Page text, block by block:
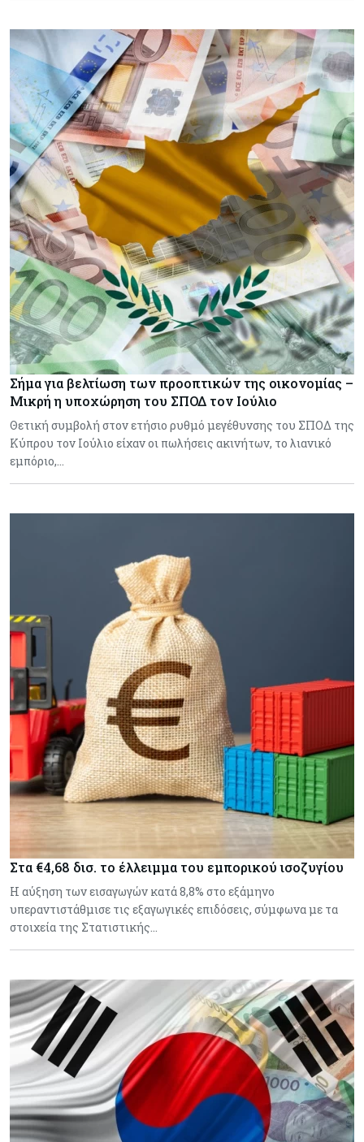
Σήμα για βελτίωση των προοπτικών της οικονομίας –
Μικρή η υποχώρηση του ΣΠΟΔ τον Ιούλιο
Θετική συμβολή στον ετήσιο ρυθμό μεγέθυνσης του ΣΠΟΔ της
Κύπρου τον Ιούλιο είχαν οι πωλήσεις ακινήτων, το λιανικό
εμπόριο,…
Στα €4,68 δισ. το έλλειμμα του εμπορικού ισοζυγίου
Η αύξηση των εισαγωγών κατά 8,8% στο εξάμηνο
υπεραντιστάθμισε τις εξαγωγικές επιδόσεις, σύμφωνα με τα
στοιχεία της Στατιστικής…